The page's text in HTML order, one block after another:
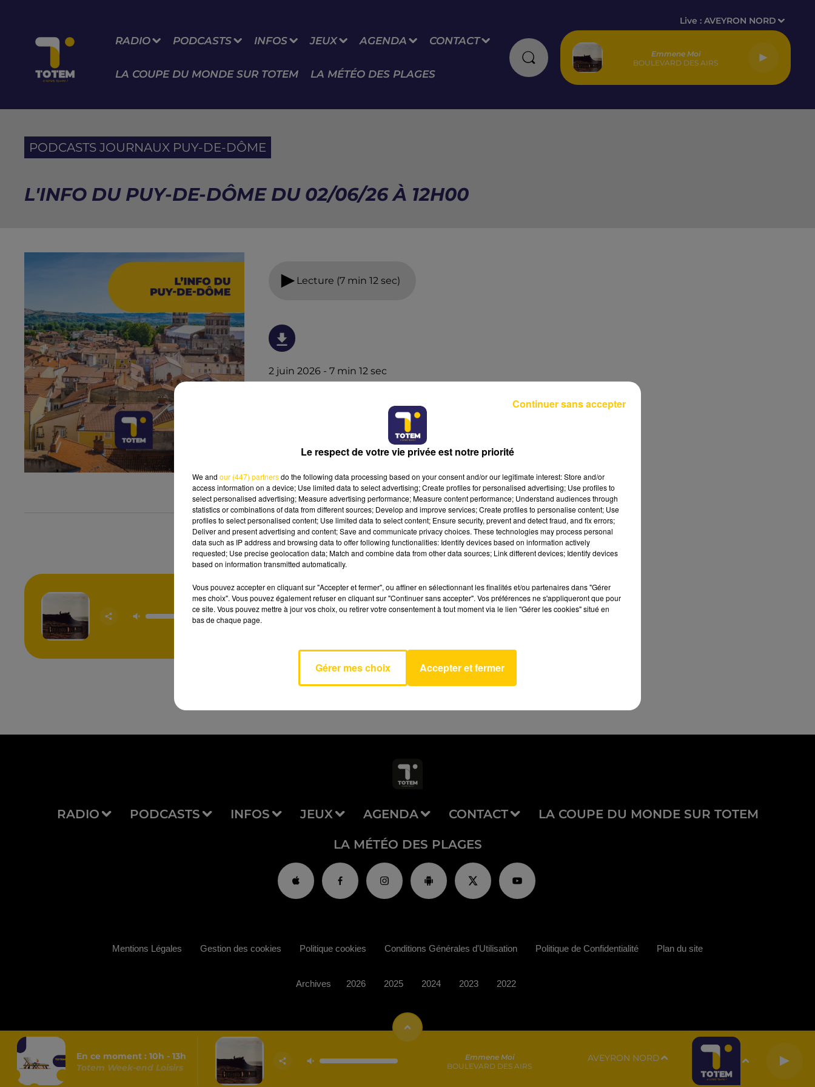
RADIO PODCASTS INFOS JEUX AGENDA CONTACT
LA COUPE DU MONDE SUR TOTEM LA MÉTÉO DES PLAGES
Live :AVEYRON NORD
Emmene Moi
BOULEVARD DES AIRS
PODCASTS JOURNAUX PUY-DE-DÔME
L'INFO DU PUY-DE-DÔME DU 02/06/26 À 12H00
Lecture (7 min 12 sec)
2 juin 2026 - 7 min 12 sec
Ecoutez sur Totem l'information dans le Cantal, le pays
de Brioude et Issoire avec les reportages de nos
journalistes sur le terrain.
Emmene Moi
BOULEVARD DES
AIRS
AVEYRON NORD
RADIO PODCASTS INFOS JEUX AGENDA CONTACT LA COUPE DU MONDE SUR TOTEM
LA MÉTÉO DES PLAGES
En ce moment : 10h - 13h
Totem Week-end Loisirs
Emmene Moi
BOULEVARD DES AIRS
AVEYRON NORD
Mentions Légales Gestion des cookies Politique cookies Conditions Générales d'Utilisation Politique de Confidentialité Plan du site
Archives 2026 2025 2024 2023 2022
Le respect de votre vie privée est notre priorité
We and our (447) partnersdo the following data processing based on your consent and/or our legitimate interest: Store and/or
access information on a device; Use limited data to select advertising; Create profiles for personalised advertising; Use profiles to
select personalised advertising; Measure advertising performance; Measure content performance; Understand audiences through
statistics or combinations of data from different sources; Develop and improve services; Create profiles to personalise content; Use
profiles to select personalised content; Use limited data to select content; Ensure security, prevent and detect fraud, and fix errors;
Deliver and present advertising and content; Save and communicate privacy choices. These technologies may process personal
data such as IP address and browsing data to offer following functionalities: Identify devices based on information actively
requested; Use precise geolocation data; Match and combine data from other data sources; Link different devices; Identify devices
based on information transmitted automatically.
Vous pouvez accepter en cliquant sur "Accepter et fermer", ou affiner en sélectionnant les finalités et/ou partenaires dans "Gérer
mes choix". Vous pouvez également refuser en cliquant sur "Continuer sans accepter". Vos préférences ne s'appliqueront que pour
ce site. Vous pouvez mettre à jour vos choix, ou retirer votre consentement à tout moment via le lien "Gérer les cookies" situé en
bas de chaque page.
Gérer mes choix Accepter et fermer
Continuer sans accepter